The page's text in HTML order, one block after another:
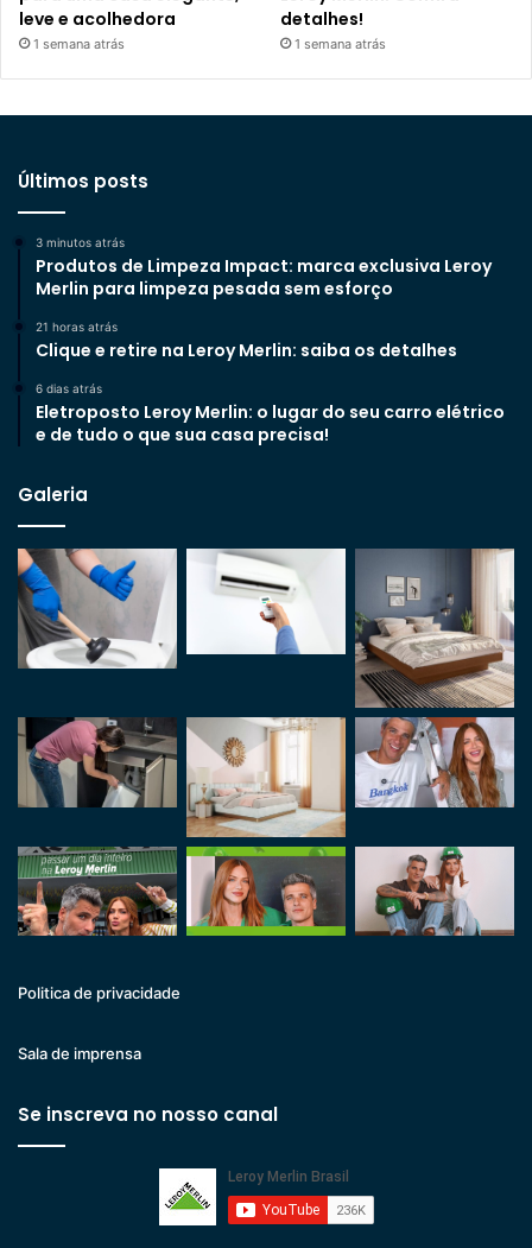
leve e acolhedora
1 semana atrás
detalhes!
1 semana atrás
Últimos posts
3 minutos atrás
Produtos de Limpeza Impact: marca exclusiva Leroy
Merlin para limpeza pesada sem esforço
21 horas atrás
Clique e retire na Leroy Merlin: saiba os detalhes
6 dias atrás
Eletroposto Leroy Merlin: o lugar do seu carro elétrico
e de tudo o que sua casa precisa!
Galeria
Politica de privacidade
Sala de imprensa
Se inscreva no nosso canal